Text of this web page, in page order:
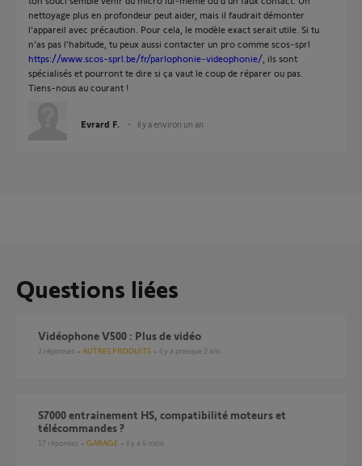
nettoyage plus en profondeur peut aider, mais il faudrait démonter
l’appareil avec précaution. Pour cela, le modèle exact serait utile. Si tu
n’as pas l’habitude, tu peux aussi contacter un pro comme scos-sprl
https://www.scos-sprl.be/fr/parlophonie-videophonie/ , ils sont
spécialisés et pourront te dire si ça vaut le coup de réparer ou pas.
Tiens-nous au courant !
Evrard F. il y a environ un an
Questions liées
Vidéophone V500 : Plus de vidéo
2 réponses AUTRES PRODUITS il y a presque 2 ans
S7000 entrainement HS, compatibilité moteurs et
télécommandes ?
17 réponses GARAGE il y a 4 mois